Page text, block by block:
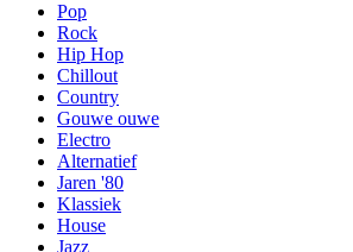
Pop
Rock
Hip Hop
Chillout
Country
Gouwe ouwe
Electro
Alternatief
Jaren '80
Klassiek
House
Jazz